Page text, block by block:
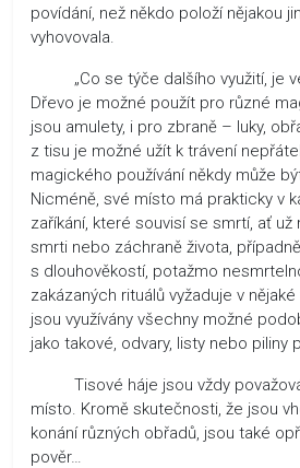
povídání, než někdo položí nějakou
vyhovovala.
„Co se týče dalšího využití, je
Dřevo je možné použít pro různé
jsou amulety, i pro zbraně – luky,
z tisu je možné užít k trávení
magického používání někdy může
Nicméně, své místo má prakticky v
zaříkání, které souvisí se smrtí, ať už
smrti nebo záchraně života,
s dlouhověkostí, potažmo
zakázaných rituálů vyžaduje v
jsou využívány všechny možné
jako takové, odvary, listy nebo piliny
Tisové háje jsou vždy
místo. Kromě skutečnosti, že jsou
konání různých obřadů, jsou také
pověr…